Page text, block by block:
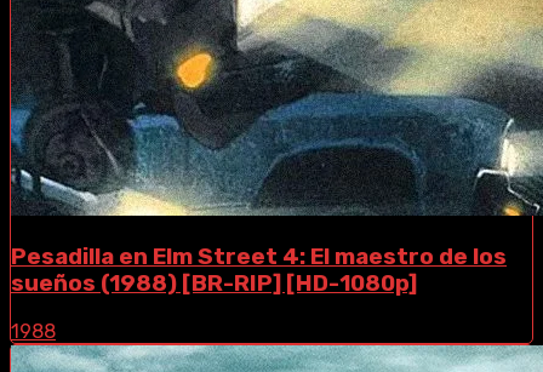
Pesadilla en Elm Street 4: El maestro de los
sueños (1988) [BR-RIP] [HD-1080p]
1988